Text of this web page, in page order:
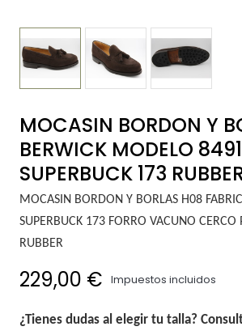
MOCASIN BORDON Y
BERWICK MODELO
SUPERBUCK 173
MOCASIN BORDON Y BORLAS H08
SUPERBUCK 173 FORRO VACUNO CERCO
RUBBER
229,00 € Impuestos incluidos
¿Tienes dudas al elegir tu talla?